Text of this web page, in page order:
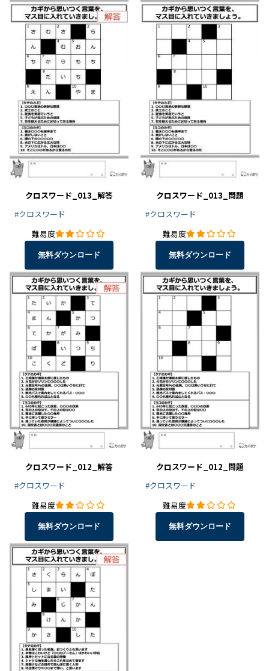
クロスワード_013_解答
#クロスワード
難易度
無料ダウンロード
クロスワード_013_問題
#クロスワード
難易度
無料ダウンロード
クロスワード_012_解答
#クロスワード
難易度
無料ダウンロード
クロスワード_012_問題
#クロスワード
難易度
無料ダウンロード